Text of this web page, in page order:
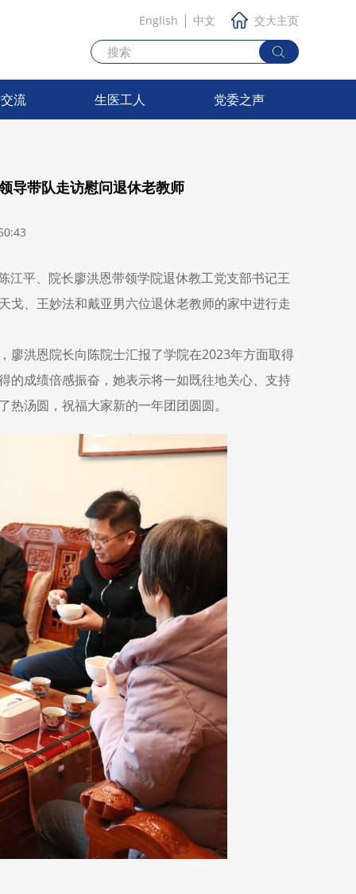
流 生医工人 党委之声
English | 中文 交大主页
导带队走访慰问退休老教师
江平、院长廖洪恩带领学院退休教工党支部书记王
戈、王妙法和戴亚男六位退休老教师的家中进行走
廖洪恩院长向陈院士汇报了学院在2023年方面取得
的成绩倍感振奋，她表示将一如既往地关心、支持
汤圆，祝福大家新的一年团团圆圆。